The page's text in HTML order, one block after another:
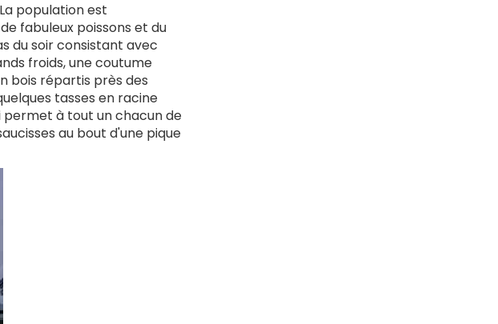
population est
fabuleux poissons et du
du soir consistant avec
froids, une coutume
bois répartis près des
tasses en racine
permet à tout un chacun de
au bout d'une pique